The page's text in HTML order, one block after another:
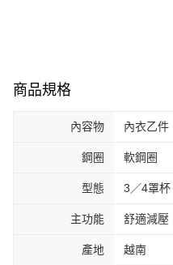
商品規格
內容物 內衣乙件
鋼圈 軟鋼圈
型態 3／4罩杯
主功能 舒適減壓
產地 越南